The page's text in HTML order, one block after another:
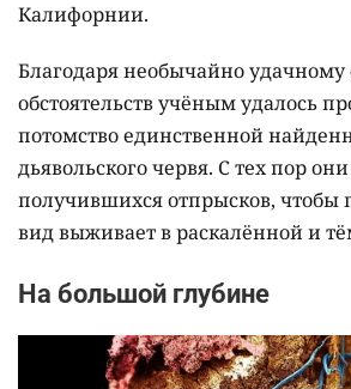
Калифорнии.
Благодаря необычайно
обстоятельств учёным удалось
потомство единственной
дьявольского червя. С тех пор
получившихся отпрысков, чтобы
вид выживает в раскалённой и
На большой глубине